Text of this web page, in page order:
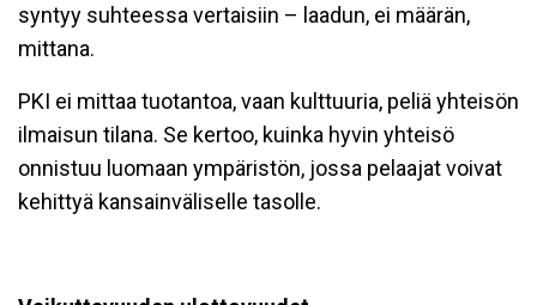
syntyy suhteessa vertaisiin – laadun, ei määrän,
mittana.
PKI ei mittaa tuotantoa, vaan kulttuuria, peliä yhteisön
ilmaisun tilana. Se kertoo, kuinka hyvin yhteisö
onnistuu luomaan ympäristön, jossa pelaajat voivat
kehittyä kansainväliselle tasolle.